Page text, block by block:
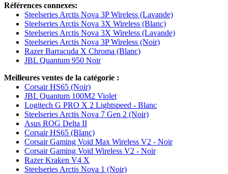
Références connexes:
Steelseries Arctis Nova 3P Wireless (Lavande)
Steelseries Arctis Nova 3X Wireless (Blanc)
Steelseries Arctis Nova 3X Wireless (Lavande)
Steelseries Arctis Nova 3P Wireless (Noir)
Razer Barracuda X Chroma (Blanc)
JBL Quantum 950 Noir
Meilleures ventes de la catégorie :
Corsair HS65 (Noir)
JBL Quantum 100M2 Violet
Logitech G PRO X 2 Lightspeed - Blanc
Steelseries Arctis Nova 7 Gen 2 (Noir)
Asus ROG Delta II
Corsair HS65 (Blanc)
Corsair Gaming Void Max Wireless V2 - Noir
Corsair Gaming Void Wireless V2 - Noir
Razer Kraken V4 X
Steelseries Arctis Nova 1 (Noir)